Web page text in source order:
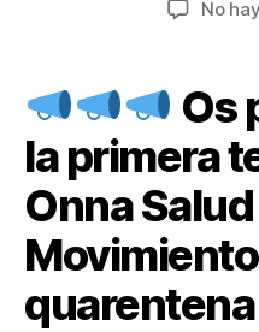
No
Os
la primera
Onna